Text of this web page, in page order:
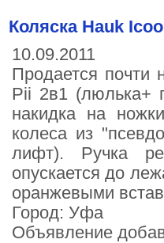
Коляска Hauk
10.09.2011
Продается почти
Pii 2в1 (люлька+
накидка на
колеса из
лифт). Ручка
опускается до
оранжевыми
Город: Уфа
Объявление